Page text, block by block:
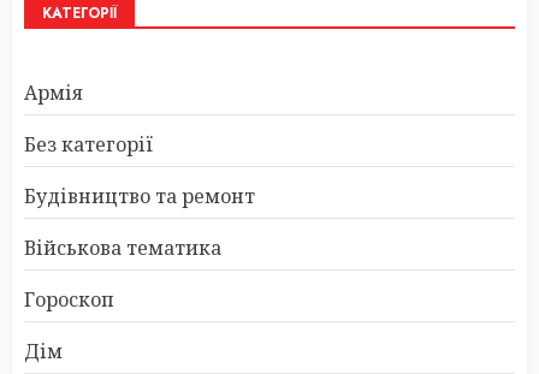
КАТЕГОРІЇ
Армія
Без категорії
Будівництво та ремонт
Військова тематика
Гороскоп
Дім